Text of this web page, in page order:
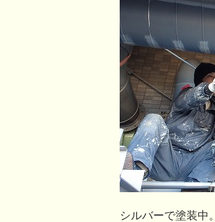
シルバーで塗装中。